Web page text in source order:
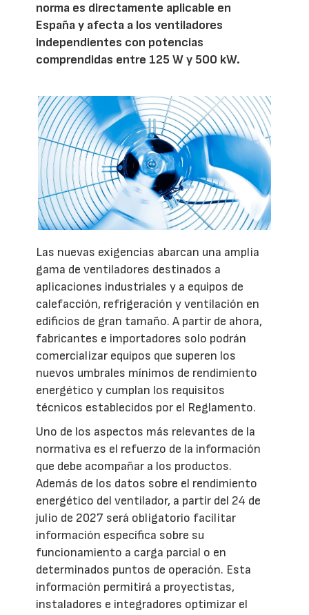
norma es directamente aplicable en
España y afecta a los ventiladores
independientes con potencias
comprendidas entre 125 W y 500 kW.
Las nuevas exigencias abarcan una amplia
gama de ventiladores destinados a
aplicaciones industriales y a equipos de
calefacción, refrigeración y ventilación en
edificios de gran tamaño. A partir de ahora,
fabricantes e importadores solo podrán
comercializar equipos que superen los
nuevos umbrales mínimos de rendimiento
energético y cumplan los requisitos
técnicos establecidos por el Reglamento.
Uno de los aspectos más relevantes de la
normativa es el refuerzo de la información
que debe acompañar a los productos.
Además de los datos sobre el rendimiento
energético del ventilador, a partir del 24 de
julio de 2027 será obligatorio facilitar
información específica sobre su
funcionamiento a carga parcial o en
determinados puntos de operación. Esta
información permitirá a proyectistas,
instaladores e integradores optimizar el